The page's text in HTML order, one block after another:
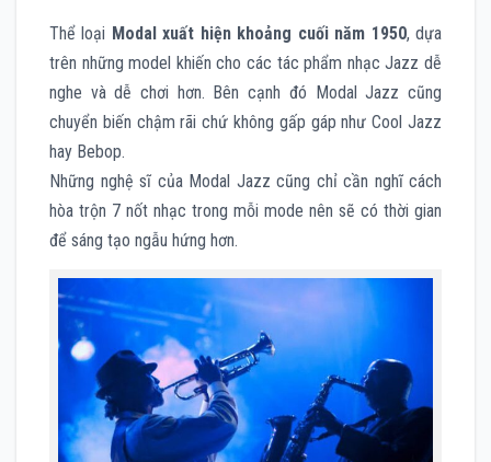
Thể loại Modal xuất hiện khoảng cuối năm 1950, dựa
trên những model khiến cho các tác phẩm nhạc Jazz dễ
nghe và dễ chơi hơn. Bên cạnh đó Modal Jazz cũng
chuyển biến chậm rãi chứ không gấp gáp như Cool Jazz
hay Bebop.
Những nghệ sĩ của Modal Jazz cũng chỉ cần nghĩ cách
hòa trộn 7 nốt nhạc trong mỗi mode nên sẽ có thời gian
để sáng tạo ngẫu hứng hơn.